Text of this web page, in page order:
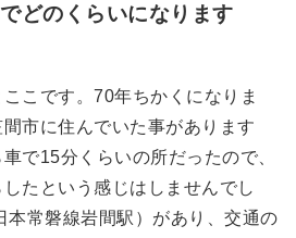
どのくらいになります
こです。70年ちかくになりま
市に住んでいた事があります
で15分くらいの所だったので、
たという感じはしませんでし
本常磐線岩間駅）があり、交通の